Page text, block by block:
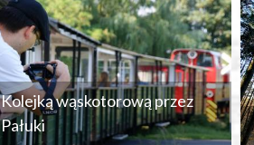
Kolejką wąskotorową przez
Pałuki